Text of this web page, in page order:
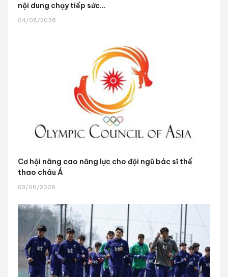
nội dung chạy tiếp sức...
04/08/2026
Cơ hội nâng cao năng lực cho đội ngũ bác sĩ thể
thao châu Á
03/08/2026